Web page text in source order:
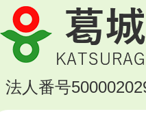
葛
城
市
KATSURAGI
法人番号